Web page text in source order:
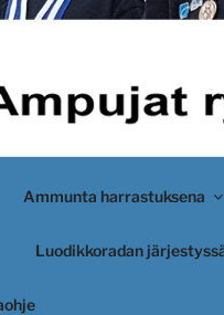
Ammunta harrastuksena
Luodikkoradan